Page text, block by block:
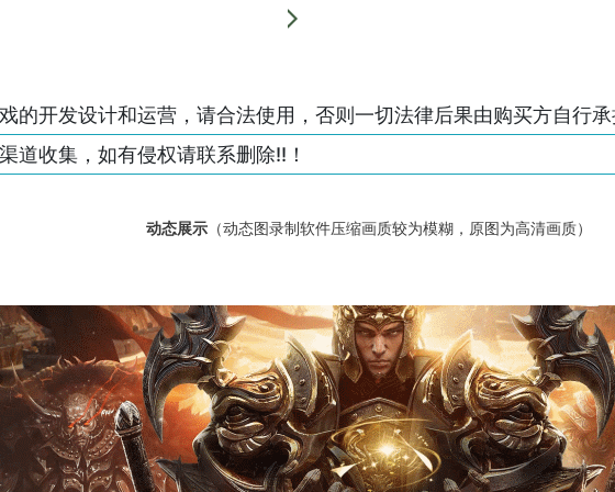
的开发设计和运营，请合法使用，否则一切法律后果由购买方自行
道收集，如有侵权请联系删除!!！
动态展示 （动态图录制软件压缩画质较为模糊，原图为高清画质）